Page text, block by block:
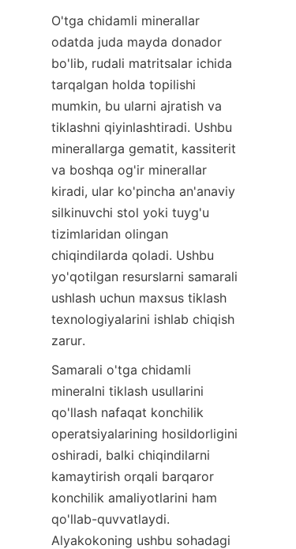
O'tga chidamli minerallar
odatda juda mayda donador
bo'lib, rudali matritsalar ichida
tarqalgan holda topilishi
mumkin, bu ularni ajratish va
tiklashni qiyinlashtiradi. Ushbu
minerallarga gematit, kassiterit
va boshqa og'ir minerallar
kiradi, ular ko'pincha an'anaviy
silkinuvchi stol yoki tuyg'u
tizimlaridan olingan
chiqindilarda qoladi. Ushbu
yo'qotilgan resurslarni samarali
ushlash uchun maxsus tiklash
texnologiyalarini ishlab chiqish
Samarali o'tga chidamli
mineralni tiklash usullarini
qo'llash nafaqat konchilik
operatsiyalarining hosildorligini
oshiradi, balki chiqindilarni
kamaytirish orqali barqaror
konchilik amaliyotlarini ham
qo'llab-quvvatlaydi.
Alyakokoning ushbu sohadagi